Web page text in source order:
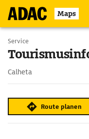
Maps
Service
Calheta
Route planen